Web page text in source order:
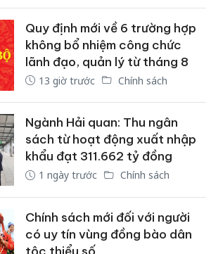
Quy định mới về 6 trường hợp
không bổ nhiệm công chức
lãnh đạo, quản lý từ tháng 8
13 giờ trước Chính sách
Ngành Hải quan: Thu ngân
sách từ hoạt động xuất nhập
khẩu đạt 311.662 tỷ đồng
1 ngày trước Chính sách
Chính sách mới đối với người
có uy tín vùng đồng bào dân